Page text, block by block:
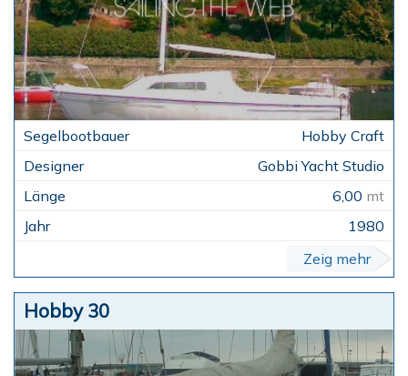
Hobby Craft
Gobbi Yacht Studio
6,00 mt
1980
Zeig mehr
Hobby 30